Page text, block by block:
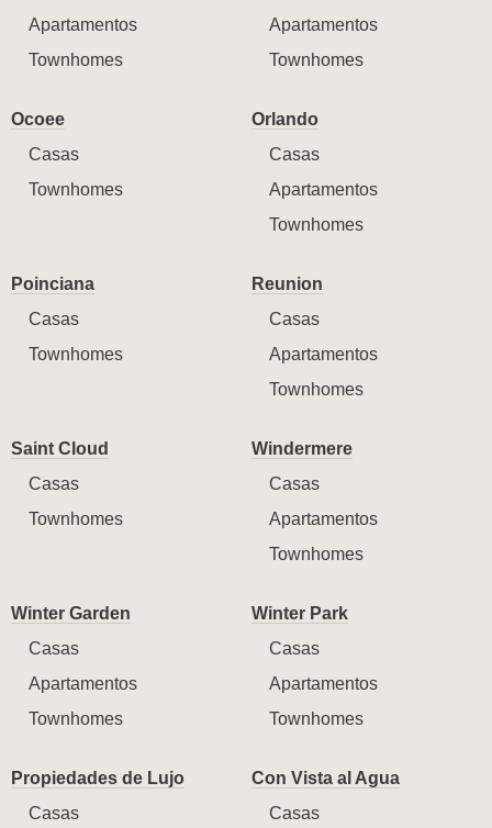
Apartamentos
Townhomes
Apartamentos
Townhomes
Ocoee
Casas
Townhomes
Orlando
Casas
Apartamentos
Townhomes
Poinciana
Casas
Townhomes
Reunion
Casas
Apartamentos
Townhomes
Saint Cloud
Casas
Townhomes
Windermere
Casas
Apartamentos
Townhomes
Winter Garden
Casas
Apartamentos
Townhomes
Winter Park
Casas
Apartamentos
Townhomes
Propiedades de Lujo
Casas
Con Vista al Agua
Casas